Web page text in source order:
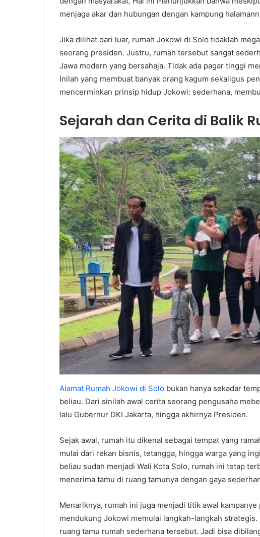
menjaga akar dan hubungan dengan kampung
Jika dilihat dari luar, rumah Jokowi di Solo tidaklah
seorang presiden. Justru, rumah tersebut sangat
Jawa modern yang bersahaja. Tidak ada pagar tinggi
Inilah yang membuat banyak orang kagum sekaligus
mencerminkan prinsip hidup Jokowi: sederhana,
Sejarah dan Cerita di Balik
Alamat Rumah Jokowi di Solo bukan hanya sekadar
beliau. Dari sinilah awal cerita seorang pengusaha
lalu Gubernur DKI Jakarta, hingga akhirnya Presiden.
Sejak awal, rumah itu dikenal sebagai tempat yang
mulai dari rekan bisnis, tetangga, hingga warga yang
beliau sudah menjadi Wali Kota Solo, rumah ini tetap
menerima tamu di ruang tamunya dengan gaya
Menariknya, rumah ini juga menjadi titik awal
mendukung Jokowi memulai langkah-langkah
ruang tamu rumah sederhana tersebut. Jadi bisa